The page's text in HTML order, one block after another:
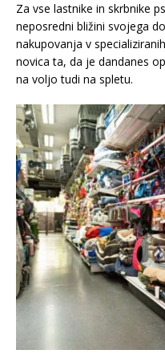
Za vse lastnike in skrbnike
neposredni bližini svojega
nakupovanja v
novica ta, da je dandanes
na voljo tudi na spletu.